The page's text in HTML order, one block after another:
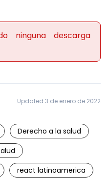
ninguna descarga
Updated 3 de enero de 2022
Derecho a la salud
react latinoamerica